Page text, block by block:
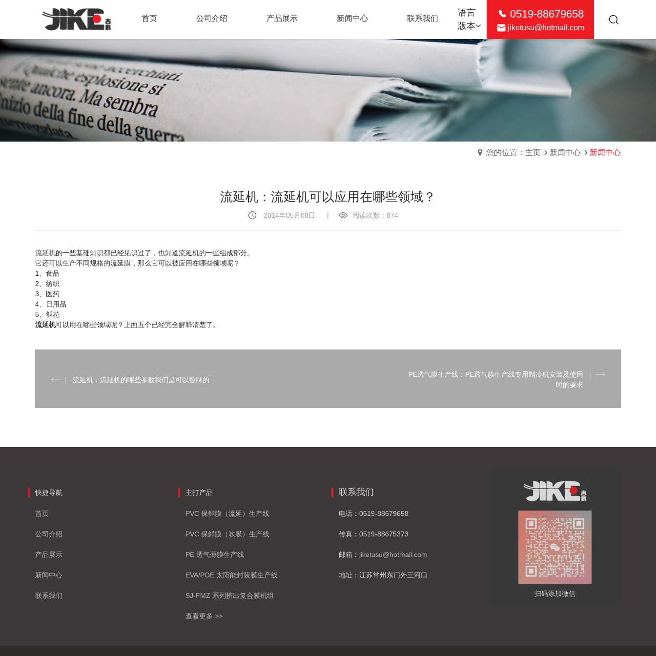
首页 公司介绍 产品展示 新闻中心 联系我们
语言
版本
0519-88679658
jiketusu@hotmail.com
您的位置：主页 新闻中心 新闻中心
流延机：流延机可以应用在哪些领域？
2014年05月08日 | 阅读次数：874
流延机的一些基础知识都已经见识过了，也知道流延机的一些组成部分。
它还可以生产不同规格的流延膜，那么它可以被应用在哪些领域呢？
1、食品
2、纺织
3、医药
4、日用品
5、鲜花
流延机可以用在哪些领域呢？上面五个已经完全解释清楚了。
流延机：流延机的哪些参数我们是可以控制的
PE透气膜生产线：PE透气膜生产线专用制冷机安装及使用
时的要求
快捷导航
首页
公司介绍
产品展示
新闻中心
联系我们
主打产品
PVC 保鲜膜（流延）生产线
PVC 保鲜膜（吹膜）生产线
PE 透气薄膜生产线
EVA/POE 太阳能封装膜生产线
SJ-FMZ 系列挤出复合膜机组
查看更多 >>
联系我们
电话：0519-88679658
传真：0519-88675373
邮箱： jiketusu@hotmail.com
地址：江苏常州东门外三河口
扫码添加微信